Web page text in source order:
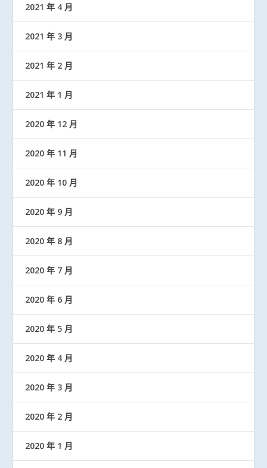
2021 年 4 月
2021 年 3 月
2021 年 2 月
2021 年 1 月
2020 年 12 月
2020 年 11 月
2020 年 10 月
2020 年 9 月
2020 年 8 月
2020 年 7 月
2020 年 6 月
2020 年 5 月
2020 年 4 月
2020 年 3 月
2020 年 2 月
2020 年 1 月